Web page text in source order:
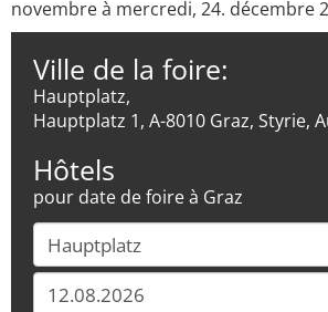
novembre à mercredi, 24. décembre
Ville de la foire:
Hauptplatz,
Hauptplatz 1, A-8010 Graz, Styrie,
Hôtels
pour date de foire à Graz